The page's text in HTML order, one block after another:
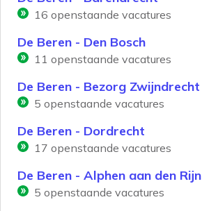
16 openstaande vacatures
De Beren - Den Bosch
11 openstaande vacatures
De Beren - Bezorg Zwijndrecht
5 openstaande vacatures
De Beren - Dordrecht
17 openstaande vacatures
De Beren - Alphen aan den Rijn
5 openstaande vacatures